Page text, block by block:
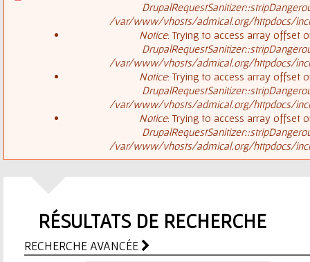
e
d
/var/www/vhosts/admical.org/httpdocs/
Notice: Trying to access array offset
/var/www/vhosts/admical.org/httpdocs/
Notice: Trying to access array offset
/var/www/vhosts/admical.org/httpdocs/
Notice: Trying to access array offset
/var/www/vhosts/admical.org/httpdocs/
RÉSULTATS DE RECHERCHE
RECHERCHE AVANCÉE